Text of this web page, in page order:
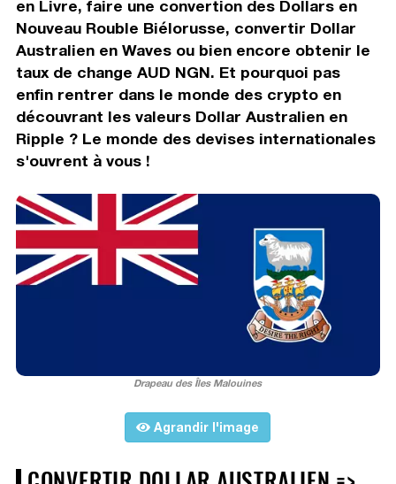
en Livre, faire une convertion des Dollars en
Nouveau Rouble Biélorusse, convertir Dollar
Australien en Waves ou bien encore obtenir le
taux de change AUD NGN. Et pourquoi pas
enfin rentrer dans le monde des crypto en
découvrant les valeurs Dollar Australien en
Ripple ? Le monde des devises internationales
s'ouvrent à vous !
Drapeau des Îles Malouines
Agrandir l'image